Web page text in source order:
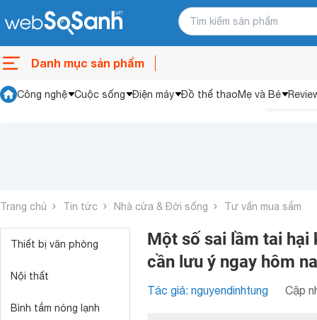
Danh mục sản phẩm
Công nghệ Cuộc sống Điện máy Đồ thể thaoMẹ và Bé
Trang chủ Tin tức Nhà cửa & Đời sống Tư vấn mua sắm
Thiết bị văn phòng
Nội thất
Bình tắm nóng lạnh
Một số sai lầm tai hại
cần lưu ý ngay hôm
Tác giả: nguyendinhtung Cập